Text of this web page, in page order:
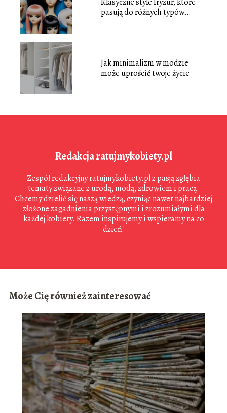
pasują do różnych typów
Jak minimalizm w modzie
może uprościć twoje życie
Redakcja ratujmykobiety.pl
Zespół redakcyjny ratujmykobiety.pl z pasją zgłębia
tematy związane z urodą, modą, zdrowiem i pracą.
Chcemy dzielić się naszą wiedzą, czyniąc nawet najbardziej
złożone zagadnienia przystępnymi i zrozumiałymi dla
każdej kobiety. Razem inspirujemy i wspieramy na co
dzień!
Może Cię również zainteresować